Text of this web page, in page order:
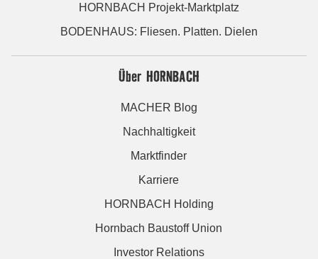
HORNBACH Projekt-Marktplatz
BODENHAUS: Fliesen. Platten. Dielen
Über HORNBACH
MACHER Blog
Nachhaltigkeit
Marktfinder
Karriere
HORNBACH Holding
Hornbach Baustoff Union
Investor Relations